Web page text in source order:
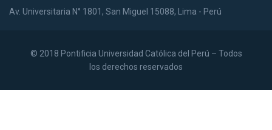
Av. Universitaria N° 1801, San Miguel 15088, Lima - Perú
© 2018 Pontificia Universidad Católica del Perú – Todos
los derechos reservados